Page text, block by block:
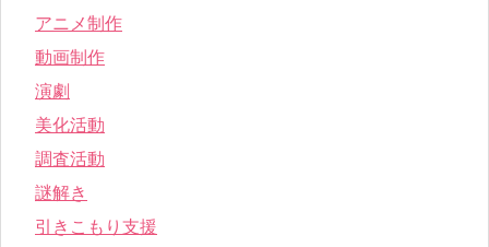
アニメ制作
動画制作
演劇
美化活動
調査活動
謎解き
引きこもり支援